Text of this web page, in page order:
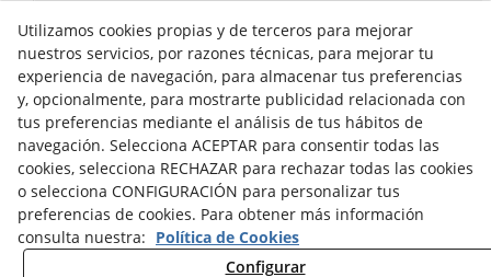
Mis compras
Cambiar contraseña
Crear cuenta
Condiciones de compra
GUÍA DE COMPRA
FORMAS DE PAGO
FORMAS DE ENVÍO
Utilizamos cookies propias y de terceros para mejorar
nuestros servicios, por razones técnicas, para mejorar tu
experiencia de navegación, para almacenar tus preferencias
y, opcionalmente, para mostrarte publicidad relacionada con
tus preferencias mediante el análisis de tus hábitos de
navegación. Selecciona ACEPTAR para consentir todas las
cookies, selecciona RECHAZAR para rechazar todas las cookies
o selecciona CONFIGURACIÓN para personalizar tus
preferencias de cookies. Para obtener más información
consulta nuestra: Política de Cookies
Configurar